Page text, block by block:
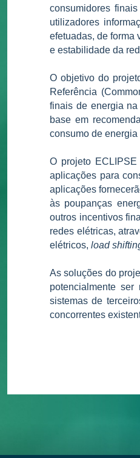
consumidores
utilizadores
efetuadas, de forma
e estabilidade da
O objetivo do
Referência
finais de energia
base em
consumo de
O projeto
aplicações para
aplicações
às poupanças
outros incentivos
redes elétricas,
elétricos, load
As soluções do
potencialmente
sistemas de
concorrentes